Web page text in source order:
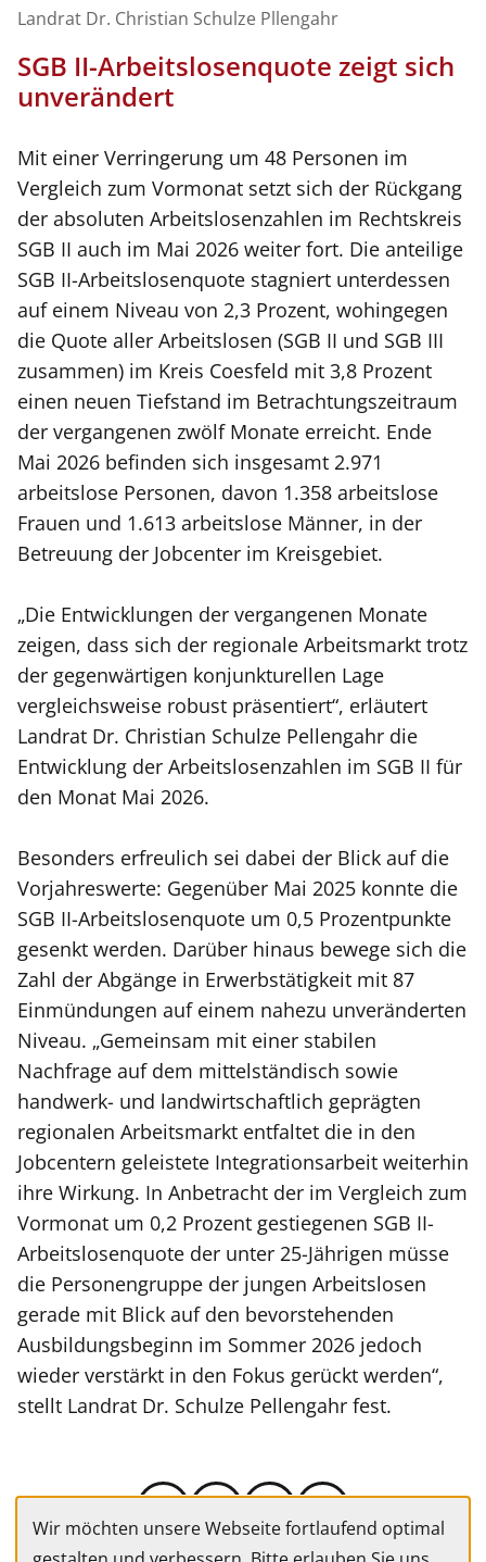
Landrat Dr. Christian Schulze Pllengahr
SGB II-Arbeitslosenquote zeigt sich
unverändert
Mit einer Verringerung um 48 Personen im
Vergleich zum Vormonat setzt sich der Rückgang
der absoluten Arbeitslosenzahlen im Rechtskreis
SGB II auch im Mai 2026 weiter fort. Die anteilige
SGB II-Arbeitslosenquote stagniert unterdessen
auf einem Niveau von 2,3 Prozent, wohingegen
die Quote aller Arbeitslosen (SGB II und SGB III
zusammen) im Kreis Coesfeld mit 3,8 Prozent
einen neuen Tiefstand im Betrachtungszeitraum
der vergangenen zwölf Monate erreicht. Ende
Mai 2026 befinden sich insgesamt 2.971
arbeitslose Personen, davon 1.358 arbeitslose
Frauen und 1.613 arbeitslose Männer, in der
Betreuung der Jobcenter im Kreisgebiet.
„Die Entwicklungen der vergangenen Monate
zeigen, dass sich der regionale Arbeitsmarkt trotz
der gegenwärtigen konjunkturellen Lage
vergleichsweise robust präsentiert“, erläutert
Landrat Dr. Christian Schulze Pellengahr die
Entwicklung der Arbeitslosenzahlen im SGB II für
den Monat Mai 2026.
Besonders erfreulich sei dabei der Blick auf die
Vorjahreswerte: Gegenüber Mai 2025 konnte die
SGB II-Arbeitslosenquote um 0,5 Prozentpunkte
gesenkt werden. Darüber hinaus bewege sich die
Zahl der Abgänge in Erwerbstätigkeit mit 87
Einmündungen auf einem nahezu unveränderten
Niveau. „Gemeinsam mit einer stabilen
Nachfrage auf dem mittelständisch sowie
handwerk- und landwirtschaftlich geprägten
regionalen Arbeitsmarkt entfaltet die in den
Jobcentern geleistete Integrationsarbeit weiterhin
ihre Wirkung. In Anbetracht der im Vergleich zum
Vormonat um 0,2 Prozent gestiegenen SGB II-
Arbeitslosenquote der unter 25-Jährigen müsse
die Personengruppe der jungen Arbeitslosen
gerade mit Blick auf den bevorstehenden
Ausbildungsbeginn im Sommer 2026 jedoch
wieder verstärkt in den Fokus gerückt werden“,
stellt Landrat Dr. Schulze Pellengahr fest.
Wir möchten unsere Webseite fortlaufend optimal